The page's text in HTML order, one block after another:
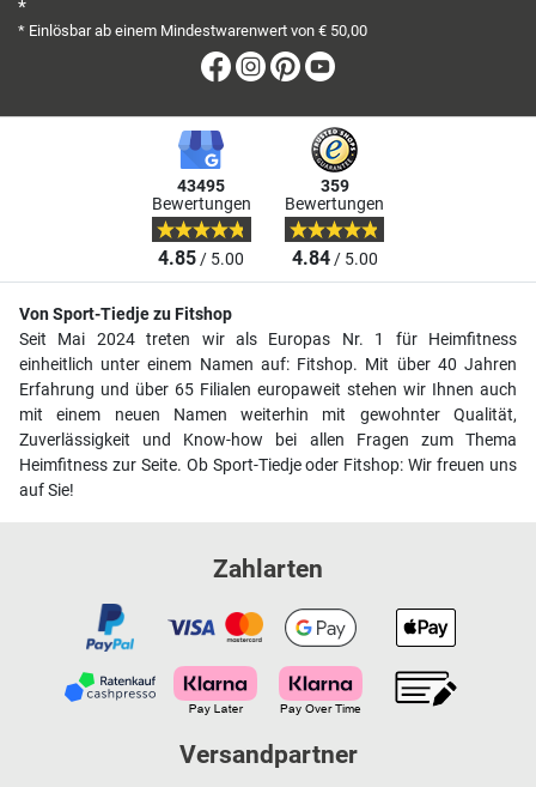
*
* Einlösbar ab einem Mindestwarenwert von € 50,00
Facebook
Instagram
Pinterest
43495
Bewertungen
4.85/ 5.00
359
Bewertungen
4.84/ 5.00
Von Sport-Tiedje zu Fitshop
Seit Mai 2024 treten wir als Europas Nr. 1 für Heimfitness
einheitlich unter einem Namen auf: Fitshop. Mit über 40 Jahren
Erfahrung und über 65 Filialen europaweit stehen wir Ihnen auch
mit einem neuen Namen weiterhin mit gewohnter Qualität,
Zuverlässigkeit und Know-how bei allen Fragen zum Thema
Heimfitness zur Seite. Ob Sport-Tiedje oder Fitshop: Wir freuen uns
auf Sie!
Zahlarten
Versandpartner